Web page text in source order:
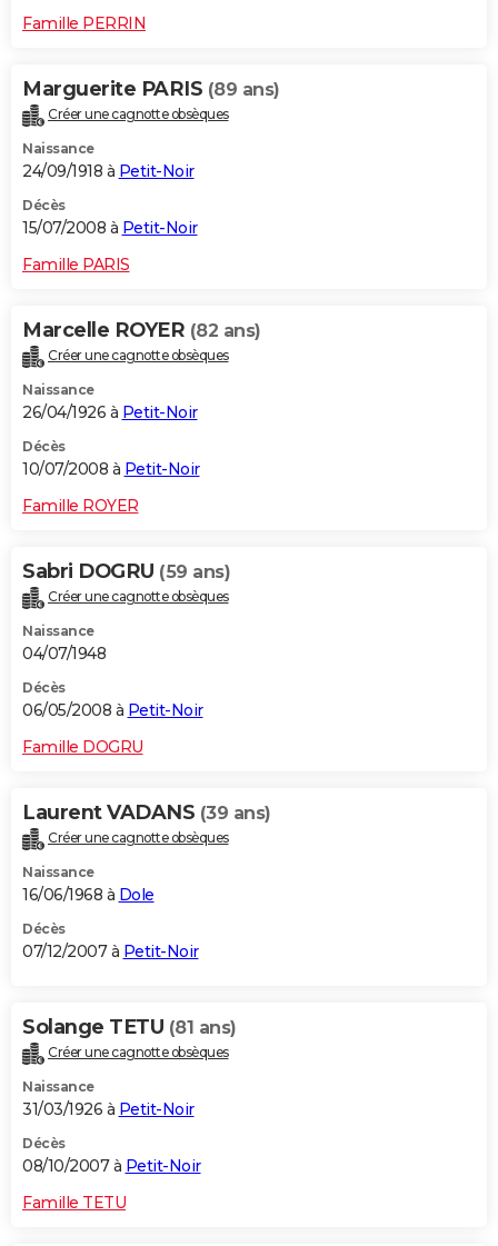
Famille PERRIN
Marguerite PARIS (89 ans)
Créer une cagnotte obsèques
Naissance
24/09/1918 à Petit-Noir
Décès
15/07/2008 à Petit-Noir
Famille PARIS
Marcelle ROYER (82 ans)
Créer une cagnotte obsèques
Naissance
26/04/1926 à Petit-Noir
Décès
10/07/2008 à Petit-Noir
Famille ROYER
Sabri DOGRU (59 ans)
Créer une cagnotte obsèques
Naissance
04/07/1948
Décès
06/05/2008 à Petit-Noir
Famille DOGRU
Laurent VADANS (39 ans)
Créer une cagnotte obsèques
Naissance
16/06/1968 à Dole
Décès
07/12/2007 à Petit-Noir
Solange TETU (81 ans)
Créer une cagnotte obsèques
Naissance
31/03/1926 à Petit-Noir
Décès
08/10/2007 à Petit-Noir
Famille TETU